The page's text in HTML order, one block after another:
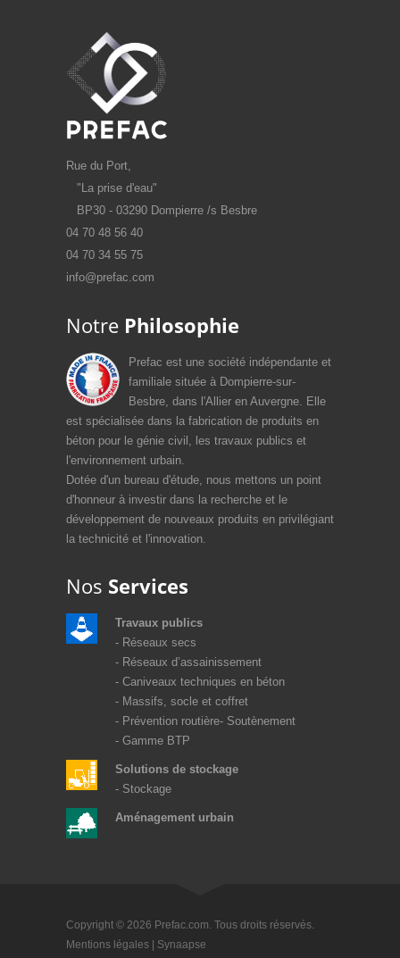
Rue du Port,
"La prise d'eau"
BP30 - 03290 Dompierre /s Besbre
04 70 48 56 40
04 70 34 55 75
info@prefac.com
Notre Philosophie
Prefac est une société indépendante et
familiale située à Dompierre-sur-
Besbre, dans l'Allier en Auvergne. Elle
est spécialisée dans la fabrication de produits en
béton pour le génie civil, les travaux publics et
l'environnement urbain.
Dotée d'un bureau d'étude, nous mettons un point
d'honneur à investir dans la recherche et le
développement de nouveaux produits en privilégiant
la technicité et l'innovation.
Nos Services
Travaux publics
Réseaux secs
Réseaux d’assainissement
Caniveaux techniques en béton
Massifs, socle et coffret
Prévention routière Soutènement
Gamme BTP
Solutions de stockage
Stockage
Aménagement urbain
Copyright © 2026 Prefac.com. Tous droits réservés.
Mentions légales | Synaapse